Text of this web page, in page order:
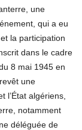
une
qui a eu
la participation
dans le cadre
8 mai 1945 en
une
l’État algériens,
notamment
déléguée de